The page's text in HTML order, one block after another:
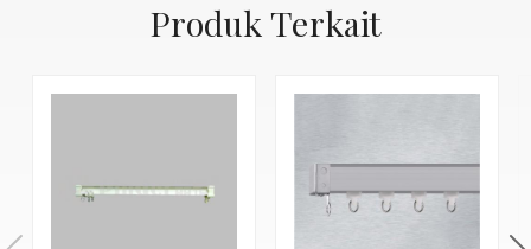
Produk Terkait